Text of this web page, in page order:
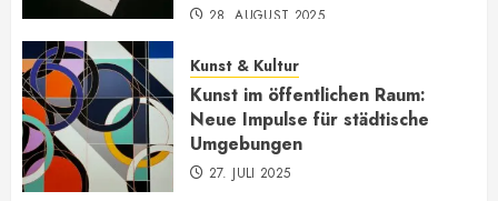
28. AUGUST 2025
Kunst & Kultur
Kunst im öffentlichen Raum:
Neue Impulse für städtische
Umgebungen
27. JULI 2025